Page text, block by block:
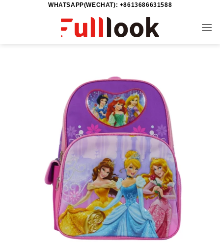
WHATSAPP(WECHAT): +8613686631588